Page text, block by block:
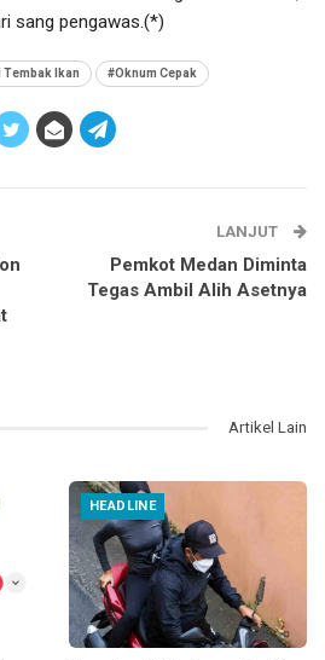
sang pengawas.(*)
Tembak Ikan #Oknum Cepak
LANJUT
Pemkot Medan Diminta
Tegas Ambil Alih Asetnya
Artikel Lain
HEADLINE